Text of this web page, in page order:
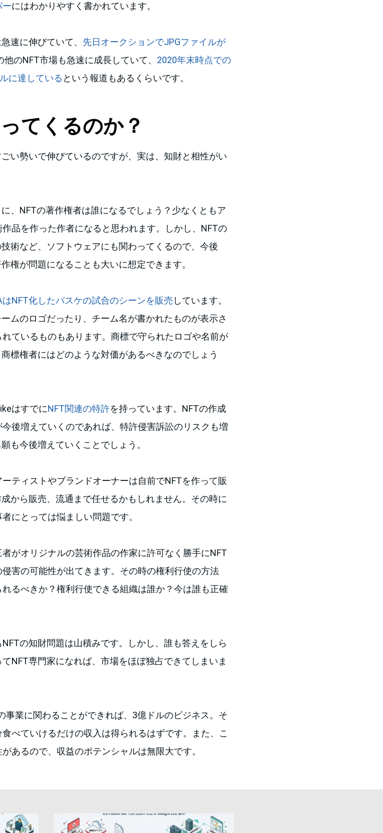
ーにはわかりやすく書かれています。
速に伸びていて、 先日オークションでJPGファイルが
のNFT市場も急速に成長していて、 2020年末時点での
に達している という報道もあるくらいです。
てくるのか？
い勢いで伸びているのですが、実は、知財と相性がい
、NFTの著作権者は誰になるでしょう？少なくともア
品を作った作者になると思われます。しかし、NFTの
術など、ソフトウェアにも関わってくるので、今後
権が問題になることも大いに想定できます。
はNFT化したバスケの試合のシーンを販売 しています。
ムのロゴだったり、チーム名が書かれたものが表示さ
ているものもあります。商標で守られたロゴや名前が
標権者にはどのような対価があるべきなのでしょう
はすでにNFT関連の特許を持っています。NFTの作成
後増えていくのであれば、特許侵害訴訟のリスクも増
も今後増えていくことでしょう。
ティストやブランドオーナーは自前でNFTを作って販
から販売、流通まで任せるかもしれません。その時に
にとっては悩ましい問題です。
がオリジナルの芸術作品の作家に許可なく勝手にNFT
害の可能性が出てきます。その時の権利行使の方法
るべきか？権利行使できる組織は誰か？今は誰も正確
の知財問題は山積みです。しかし、誰も答えをしら
NFT専門家になれば、市場をほぼ独占できてしまいま
事業に関わることができれば、3億ドルのビジネス。そ
べていけるだけの収入は得られるはずです。また、こ
あるので、収益のポテンシャルは無限大です。